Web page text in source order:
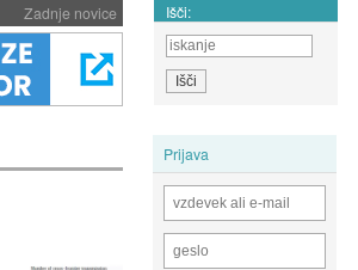
Zadnje novice Išči:
Prijava